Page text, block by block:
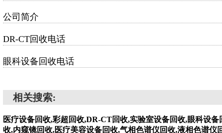
公司简介
DR-CT回收电话
眼科设备回收电话
相关搜索:
医疗设备回收,彩超回收,DR-CT回收,实验室设备回收,眼科设
收,内窥镜回收,医疗美容设备回收,气相色谱仪回收,液相色谱仪